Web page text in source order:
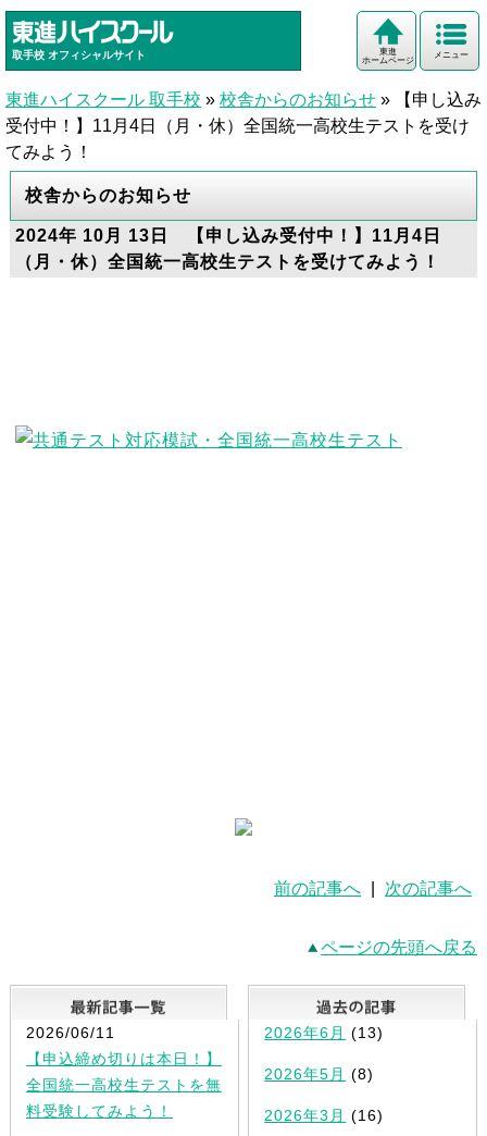
取手校 オフィシャルサイト メニュー
東進
ホームページ
東進ハイスクール 取手校 » 校舎からのお知らせ »
【申し込み
受付中！】11月4日（月・休）全国統一高校生テストを受け
てみよう！
校舎からのお知らせ
2024年 10月 13日 【申し込み受付中！】11月4日
（月・休）全国統一高校生テストを受けてみよう！
前の記事へ 次の記事へ
ページの先頭へ戻る
最新記事一覧
2026/06/11
【申込締め切りは本日！】
全国統一高校生テストを無
料受験してみよう！
2026年6月 (13)
2026年5月 (8)
2026年3月 (16)